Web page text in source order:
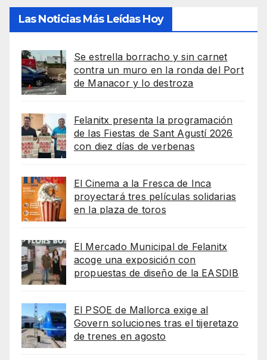
Las Noticias Más Leídas Hoy
Se estrella borracho y sin carnet
contra un muro en la ronda del Port
de Manacor y lo destroza
Felanitx presenta la programación
de las Fiestas de Sant Agustí 2026
con diez días de verbenas
El Cinema a la Fresca de Inca
proyectará tres películas solidarias
en la plaza de toros
El Mercado Municipal de Felanitx
acoge una exposición con
propuestas de diseño de la EASDIB
El PSOE de Mallorca exige al
Govern soluciones tras el tijeretazo
de trenes en agosto